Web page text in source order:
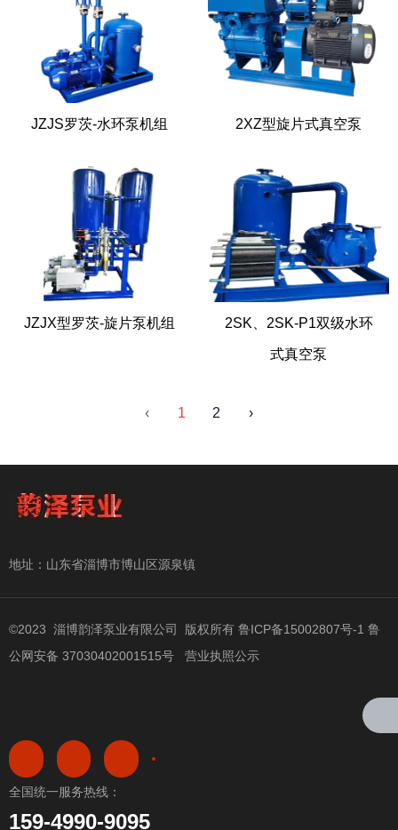
JZJS罗茨-水环泵机组 2XZ型旋片式真空泵
JZJX型罗茨-旋片泵机组 2SK、2SK-P1双级水环
式真空泵
‹ 1 2 ›
地址：山东省淄博市博山区源泉镇
©2023 淄博韵泽泵业有限公司 版权所有 鲁ICP备15002807号-1 鲁
公网安备 37030402001515号
营业执照公示
全国统一服务热线：
159-4990-9095